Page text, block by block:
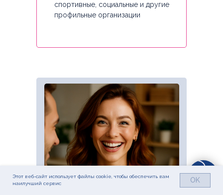
спортивные, социальные и другие
профильные организации
Этот веб-сайт использует файлы cookie, чтобы обеспечить вам
наилучший сервис
OK